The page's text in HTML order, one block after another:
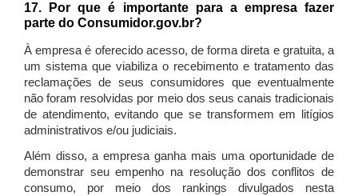
17. Por que é importante para a empresa fazer
parte do Consumidor.gov.br?
À empresa é oferecido acesso, de forma direta e gratuita, a
um sistema que viabiliza o recebimento e tratamento das
reclamações de seus consumidores que eventualmente
não foram resolvidas por meio dos seus canais tradicionais
de atendimento, evitando que se transformem em litígios
administrativos e/ou judiciais.
Além disso, a empresa ganha mais uma oportunidade de
demonstrar seu empenho na resolução dos conflitos de
consumo, por meio dos rankings divulgados nesta